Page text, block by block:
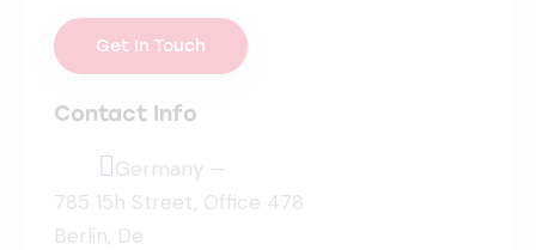
Contact Info
Germany —
785 15h Street, Office 478
Berlin, De